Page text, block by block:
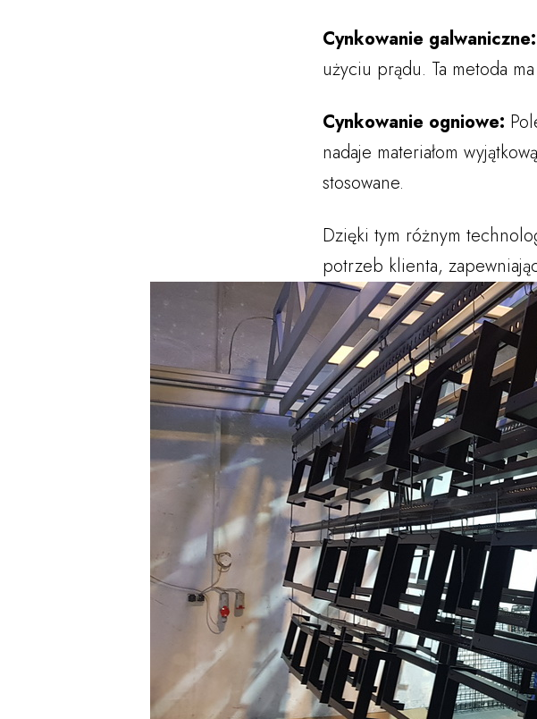
Cynkowanie galwaniczne:
użyciu prądu. Ta metoda
Cynkowanie ogniowe:
nadaje materiałom
stosowane.
Dzięki tym różnym
potrzeb klienta,